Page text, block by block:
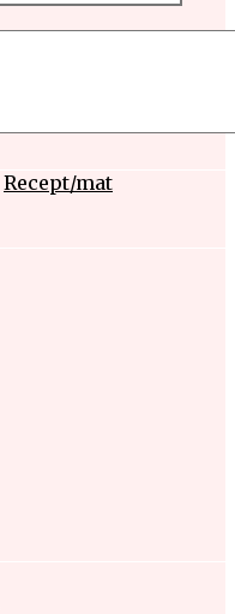
Recept/mat